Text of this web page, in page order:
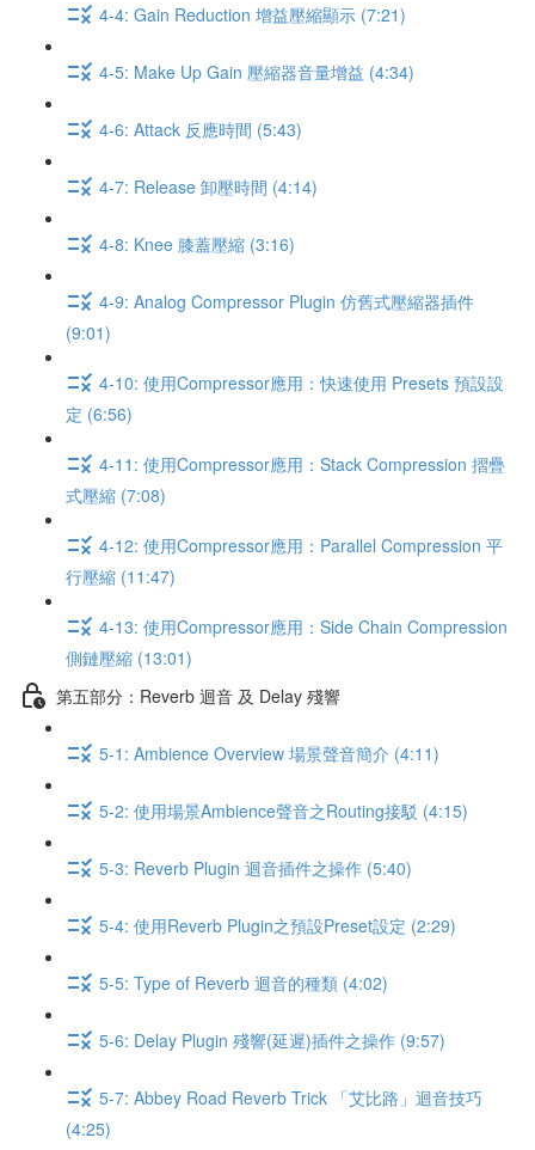
4-4: Gain Reduction 增益壓縮顯示 (7:21)
4-5: Make Up Gain 壓縮器音量增益 (4:34)
4-6: Attack 反應時間 (5:43)
4-7: Release 卸壓時間 (4:14)
4-8: Knee 膝蓋壓縮 (3:16)
4-9: Analog Compressor Plugin 仿舊式壓縮器插件
(9:01)
4-10: 使用Compressor應用：快速使用 Presets 預設設
定 (6:56)
4-11: 使用Compressor應用：Stack Compression 摺疊
式壓縮 (7:08)
4-12: 使用Compressor應用：Parallel Compression 平
行壓縮 (11:47)
4-13: 使用Compressor應用：Side Chain Compression
側鏈壓縮 (13:01)
第五部分：Reverb 迴音 及 Delay 殘響
5-1: Ambience Overview 場景聲音簡介 (4:11)
5-2: 使用場景Ambience聲音之Routing接駁 (4:15)
5-3: Reverb Plugin 迴音插件之操作 (5:40)
5-4: 使用Reverb Plugin之預設Preset設定 (2:29)
5-5: Type of Reverb 迴音的種類 (4:02)
5-6: Delay Plugin 殘響(延遲)插件之操作 (9:57)
5-7: Abbey Road Reverb Trick 「艾比路」迴音技巧
(4:25)